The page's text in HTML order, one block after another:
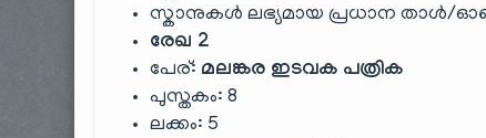
സ്കാനുകൾ ലഭ്യമായ പ്രധാന താൾ/
രേഖ 2
പേര്: മലങ്കര ഇടവക പത്രിക
പുസ്തകം: 8
ലക്കം: 5